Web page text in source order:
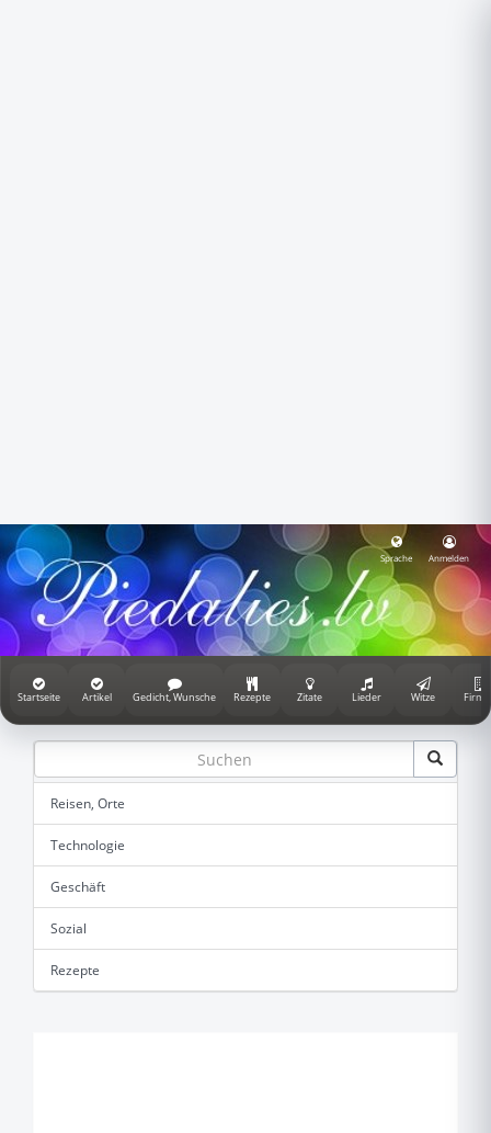
Sprache Anmelden
Startseite Artikel Gedicht, Wunsche Rezepte Zitate Lieder Witze
Reisen, Orte
Technologie
Geschäft
Sozial
Rezepte